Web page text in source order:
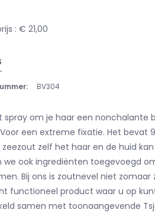
: € 21,00
BV304
spray om je haar een nonchalante
een extreme fixatie. Het bevat
zelf het haar en de huid
we ook ingrediënten toegevoegd
Bij ons is zoutnevel niet
functioneel product waar u op
samen met toonaangevende